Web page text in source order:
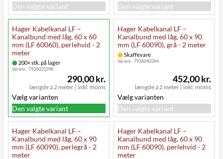
Den valgte variant
Den valgte variant
Hager Kabelkanal LF –
Kanalbund med låg, 60 x 60
mm (LF 60060), perlehvid - 2
meter
200+ stk. på lager
Varenr.:7936025398
længde á 2 meter | inkl. moms
290,00 kr.
Vælg varianten
Den valgte variant
Hager Kabelkanal LF –
Kanalbund med låg, 60 x 90
mm (LF 60090), grå - 2 meter
Skaffevare
Varenr.:7936040344
længde á 2 meter | inkl. moms
452,00 kr.
Vælg varianten
Den valgte variant
Hager Kabelkanal LF –
Kanalbund med låg, 60 x 90
mm (LF 60090), perlegrå - 2
meter
Hager Kabelkanal LF –
Kanalbund med låg, 60 x 90
mm (LF 60090), perlehvid - 2
meter